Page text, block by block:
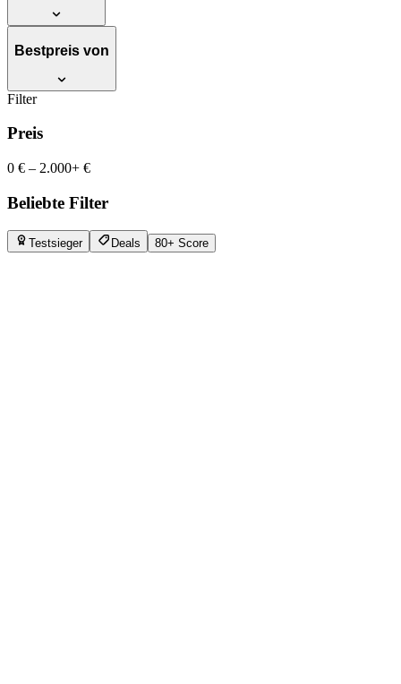
Bestpreis von
Filter
Preis
0 € – 2.000+ €
Beliebte Filter
Testsieger Deals 80+ Score